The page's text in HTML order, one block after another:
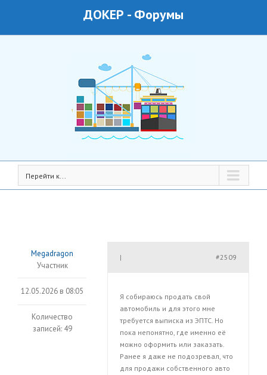
ДОКЕР - Форумы
Перейти к...
Megadragon
Участник
12.05.2026 в 08:05
Количество
записей: 49
#2509
|
Я собираюсь продать свой
автомобиль и для этого мне
требуется выписка из ЭПТС. Но
пока непонятно, где именно её
можно оформить или заказать.
Ранее я даже не подозревал, что
для продажи собственного авто